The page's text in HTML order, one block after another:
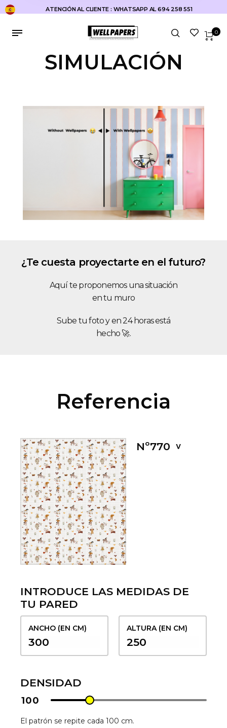
ATENCIÓN AL CLIENTE : WHATSAPP AL 694 258 551
0
SIMULACIÓN
¿Te cuesta proyectarte en el futuro?
Aquí te proponemos una situación
en tu muro
Sube tu foto y en 24 horas está
hecho 🚀.
Referencia
Nº770
INTRODUCE LAS MEDIDAS DE
TU PARED
ANCHO (EN CM) ALTURA (EN CM)
DENSIDAD
100
El patrón se repite cada 100 cm.